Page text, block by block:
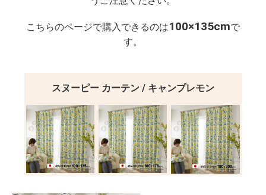
こちらのページで購入できるのは100×135cmで
す。
スヌーピー カーテン / キャンプレモン